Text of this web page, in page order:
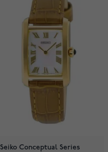
Seiko Conceptual Series